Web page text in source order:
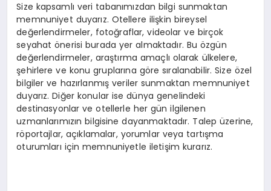
Size kapsamlı veri tabanımızdan bilgi sunmaktan
memnuniyet duyarız. Otellere ilişkin bireysel
değerlendirmeler, fotoğraflar, videolar ve birçok
seyahat önerisi burada yer almaktadır. Bu özgün
değerlendirmeler, araştırma amaçlı olarak ülkelere,
şehirlere ve konu gruplarına göre sıralanabilir. Size özel
bilgiler ve hazırlanmış veriler sunmaktan memnuniyet
duyarız. Diğer konular ise dünya genelindeki
destinasyonlar ve otellerle her gün ilgilenen
uzmanlarımızın bilgisine dayanmaktadır. Talep üzerine,
röportajlar, açıklamalar, yorumlar veya tartışma
oturumları için memnuniyetle iletişim kurarız.